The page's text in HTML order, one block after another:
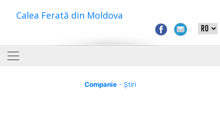
Calea Ferată din Moldova
Companie- Știri